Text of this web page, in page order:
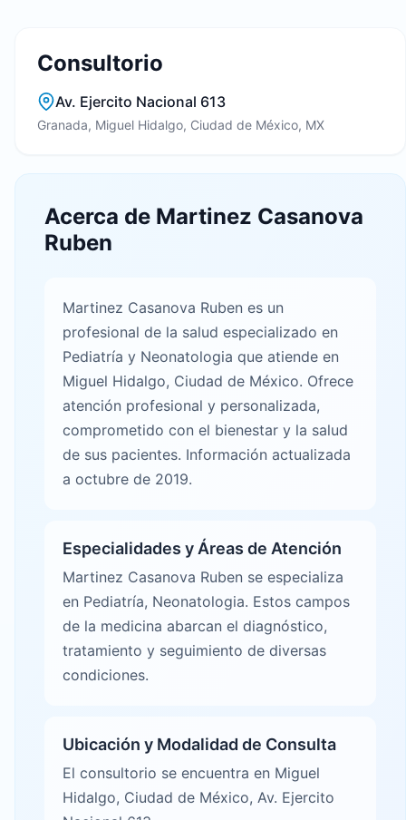
Consultorio
Av. Ejercito Nacional 613
Granada, Miguel Hidalgo, Ciudad de México, MX
Acerca de Martinez Casanova
Ruben
Martinez Casanova Ruben es un
profesional de la salud especializado en
Pediatría y Neonatologia que atiende en
Miguel Hidalgo, Ciudad de México. Ofrece
atención profesional y personalizada,
comprometido con el bienestar y la salud
de sus pacientes. Información actualizada
a octubre de 2019.
Especialidades y Áreas de Atención
Martinez Casanova Ruben se especializa
en Pediatría, Neonatologia. Estos campos
de la medicina abarcan el diagnóstico,
tratamiento y seguimiento de diversas
condiciones.
Ubicación y Modalidad de Consulta
El consultorio se encuentra en Miguel
Hidalgo, Ciudad de México, Av. Ejercito